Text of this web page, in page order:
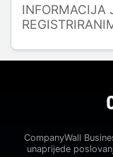
INFORMACIJA
CompanyWall
unaprijede